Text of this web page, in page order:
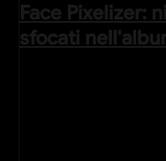
Face Pixelizer:
sfocati